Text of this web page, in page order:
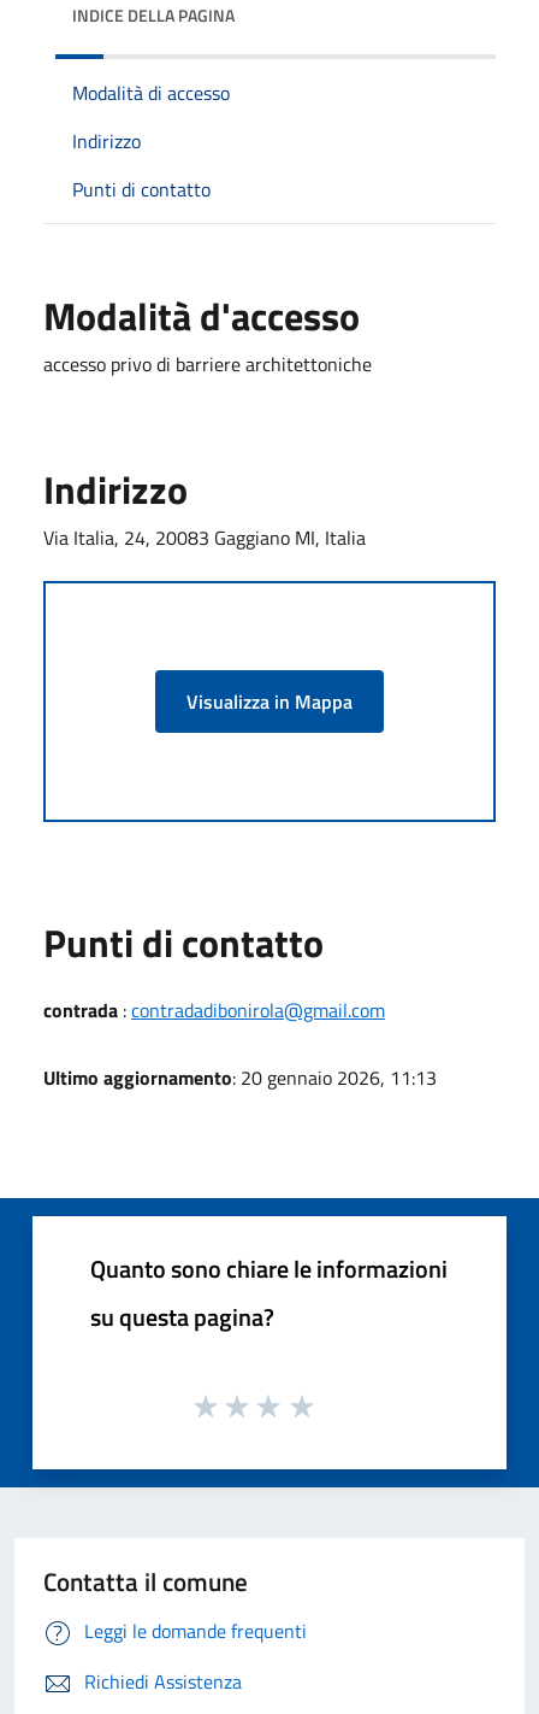
INDICE DELLA PAGINA
Modalità di accesso
Indirizzo
Punti di contatto
Modalità d'accesso
accesso privo di barriere architettoniche
Indirizzo
Via Italia, 24, 20083 Gaggiano MI, Italia
Visualizza in Mappa
Punti di contatto
contrada :contradadibonirola@gmail.com
Ultimo aggiornamento: 20 gennaio 2026, 11:13
Quanto sono chiare le informazioni
su questa pagina?
Contatta il comune
Leggi le domande frequenti
Richiedi Assistenza